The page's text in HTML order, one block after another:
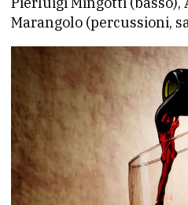
Marangolo (percussioni,